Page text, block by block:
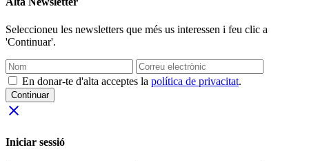
Seleccioneu les newsletters que més us interessen i feu clic a
'Continuar'.
En donar-te d'alta acceptes la política de privacitat.
Continuar
close
Iniciar sessió